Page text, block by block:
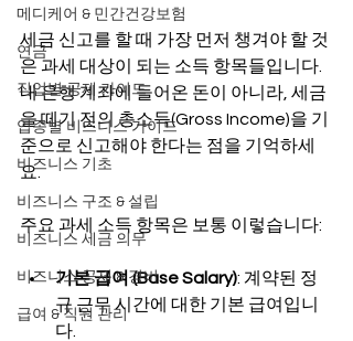
메디케어 & 민간건강보험
연금
직업별 공제 가이드
업종별 비즈니스 가이드
비즈니스 기초
비즈니스 구조 & 설립
비즈니스 세금 의무
비즈니스 공제 & 경비
급여 & 직원 관리
세금 신고를 할 때 가장 먼저 챙겨야 할 것
은 과세 대상이 되는 소득 항목들입니다.
내 은행 계좌에 들어온 돈이 아니라, 세금
을 떼기 전의 총소득(Gross Income)을 기
준으로 신고해야 한다는 점을 기억하세
요.
주요 과세 소득 항목은 보통 이렇습니다:
기본 급여 (Base Salary): 계약된 정
규 근무 시간에 대한 기본 급여입니
다.